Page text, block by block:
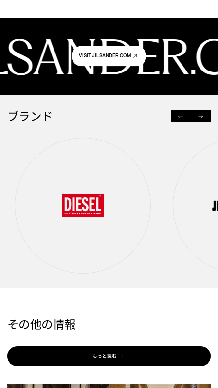
VISIT JILSANDER.COM
ブランド PREVIOUSNEXT
その他の情報
もっと読む